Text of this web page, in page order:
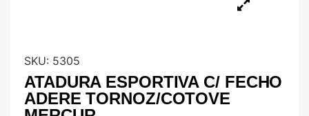
SKU: 5305
ATADURA ESPORTIVA C/ FECHO
ADERE TORNOZ/COTOVE